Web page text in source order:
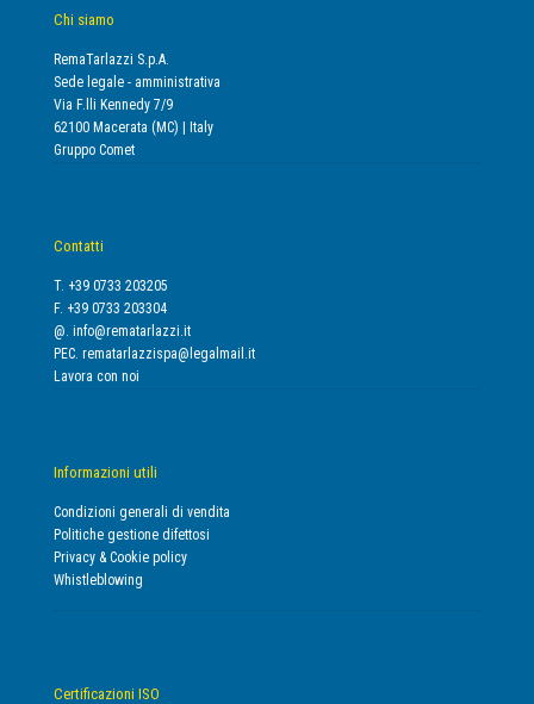
Chi siamo
RemaTarlazzi S.p.A.
Sede legale - amministrativa
Via F.lli Kennedy 7/9
62100 Macerata (MC) | Italy
Gruppo Comet
Contatti
T. +39 0733 203205
F. +39 0733 203304
@. info@rematarlazzi.it
PEC. rematarlazzispa@legalmail.it
Lavora con noi
Informazioni utili
Condizioni generali di vendita
Politiche gestione difettosi
Privacy & Cookie policy
Whistleblowing
Certificazioni ISO